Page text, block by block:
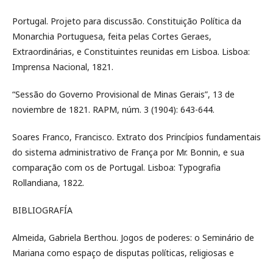
Portugal. Projeto para discussão. Constituição Política da
Monarchia Portuguesa, feita pelas Cortes Geraes,
Extraordinárias, e Constituintes reunidas em Lisboa. Lisboa:
Imprensa Nacional, 1821.
“Sessão do Governo Provisional de Minas Gerais”, 13 de
noviembre de 1821. RAPM, núm. 3 (1904): 643-644.
Soares Franco, Francisco. Extrato dos Princípios fundamentais
do sistema administrativo de França por Mr. Bonnin, e sua
comparação com os de Portugal. Lisboa: Typografia
Rollandiana, 1822.
BIBLIOGRAFÍA
Almeida, Gabriela Berthou. Jogos de poderes: o Seminário de
Mariana como espaço de disputas políticas, religiosas e